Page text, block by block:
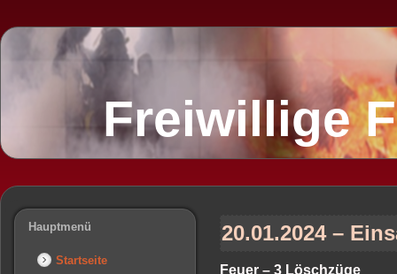
Freiwillige
Hauptmenü
Startseite
20.01.2024 –
Feuer – 3 Löschzüge